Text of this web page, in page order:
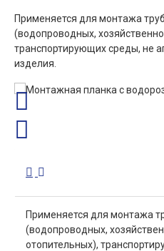
Применяется для монтажа
(водопроводных,
транспортирующих среды, не
изделия.
Применяется для монтажа
(водопроводных,
отопительных),